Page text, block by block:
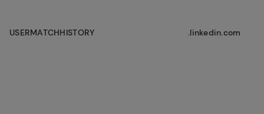
USERMATCHHISTORY .linkedin.com